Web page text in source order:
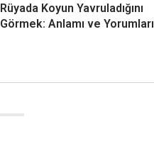
Rüyada Koyun Yavruladığını
Görmek: Anlamı ve Yorumları